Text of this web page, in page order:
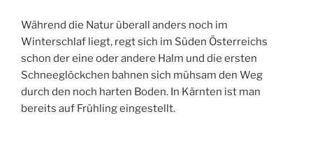
Während die Natur überall anders noch im
Winterschlaf liegt, regt sich im Süden Österreichs
schon der eine oder andere Halm und die ersten
Schneeglöckchen bahnen sich mühsam den Weg
durch den noch harten Boden. In Kärnten ist man
bereits auf Frühling eingestellt.